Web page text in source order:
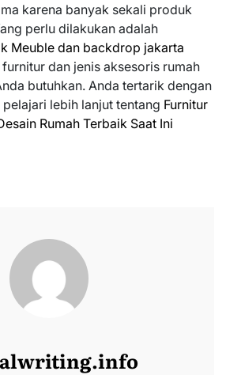
karena banyak sekali produk
perlu dilakukan adalah
Meuble dan backdrop jakarta
dan jenis aksesoris rumah
butuhkan. Anda tertarik dengan
lebih lanjut tentang Furnitur
Rumah Terbaik Saat Ini